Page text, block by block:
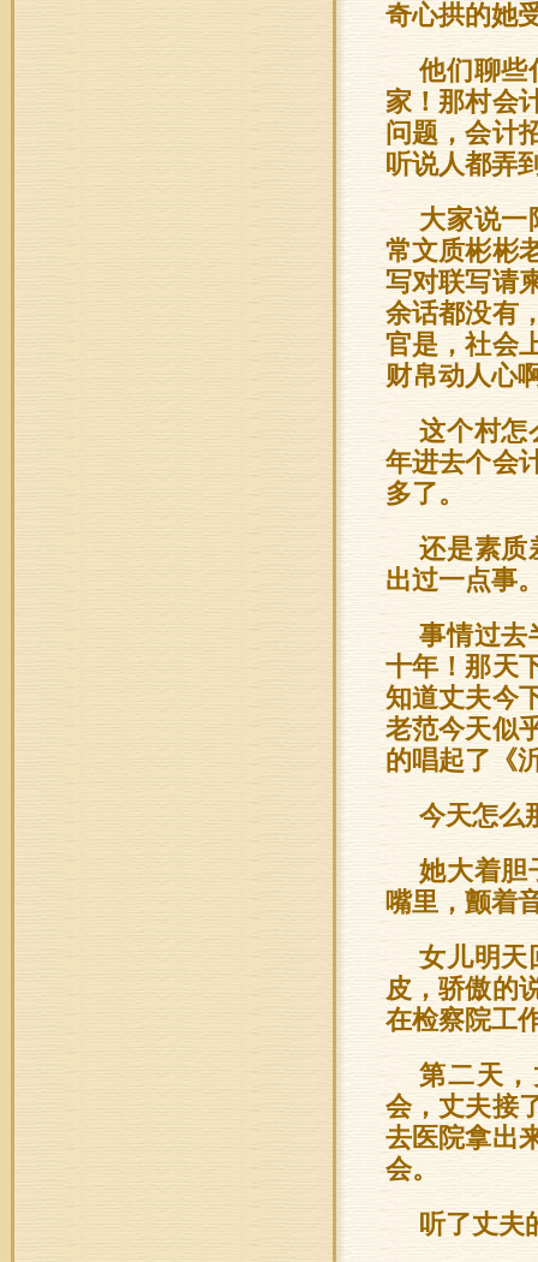
奇心拱的她
他们聊些
家！那村会
问题，会计
听说人都弄
大家说一
常文质彬彬
写对联写请
余话都没有
官是，社会
财帛动人心
这个村怎
年进去个会
多了。
还是素质
出过一点事
事情过去
十年！那天
知道丈夫今
老范今天似
的唱起了《
今天怎么
她大着胆
嘴里，颤着
女儿明天
皮，骄傲的
在检察院工
第二天
会，丈夫接
去医院拿出
会。
听了丈夫